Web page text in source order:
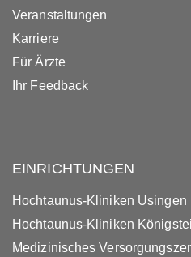
Veranstaltungen
Karriere
Für Ärzte
Ihr Feedback
EINRICHTUNGEN
Hochtaunus-Kliniken Usingen
Hochtaunus-Kliniken
Medizinisches